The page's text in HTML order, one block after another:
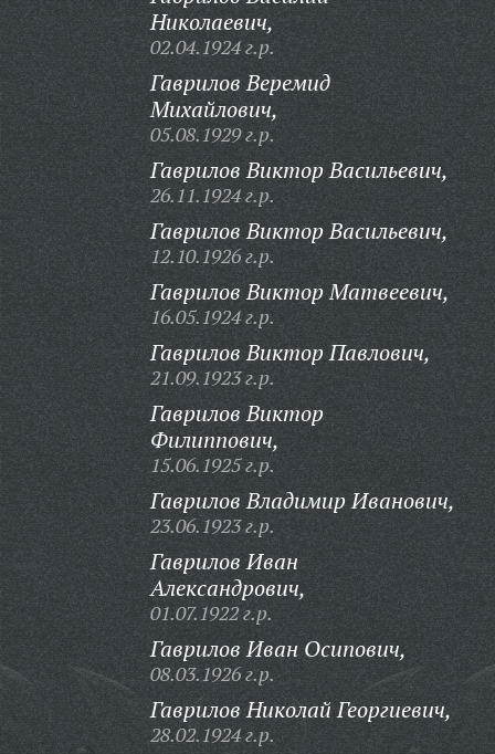
Николаевич,
02.04.1924 г.р.
Гаврилов Веремид
Михайлович,
05.08.1929 г.р.
Гаврилов Виктор Васильевич,
26.11.1924 г.р.
Гаврилов Виктор Васильевич,
12.10.1926 г.р.
Гаврилов Виктор Матвеевич,
16.05.1924 г.р.
Гаврилов Виктор Павлович,
21.09.1923 г.р.
Гаврилов Виктор
Филиппович,
15.06.1925 г.р.
Гаврилов Владимир Иванович,
23.06.1923 г.р.
Гаврилов Иван
Александрович,
01.07.1922 г.р.
Гаврилов Иван Осипович,
08.03.1926 г.р.
Гаврилов Николай Георгиевич,
28.02.1924 г.р.